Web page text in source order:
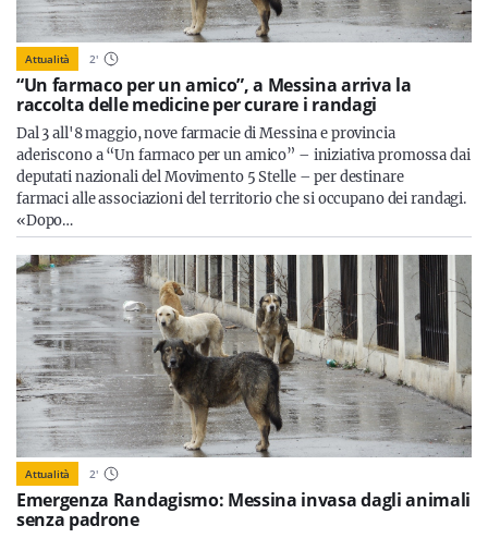
Attualità 2'
“Un farmaco per un amico”, a Messina arriva la
raccolta delle medicine per curare i randagi
Dal 3 all'8 maggio, nove farmacie di Messina e provincia
aderiscono a “Un farmaco per un amico” – iniziativa promossa dai
deputati nazionali del Movimento 5 Stelle – per destinare
farmaci alle associazioni del territorio che si occupano dei randagi.
«Dopo…
Attualità 2'
Emergenza Randagismo: Messina invasa dagli animali
senza padrone